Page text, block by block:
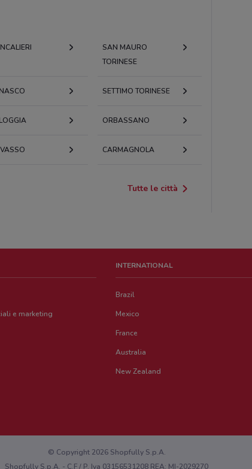
SAN MAURO
TORINESE
SETTIMO TORINESE
ORBASSANO
CARMAGNOLA
Tutte le città
e marketing
INTERNATIONAL
Brazil
Mexico
France
Australia
New Zealand
© Copyright 2026 Shopfully S.p.A.
Shopfully S.p.A. - C.F / P. Iva 03156531208 REA: MI-2029270